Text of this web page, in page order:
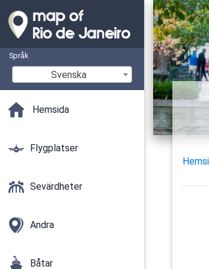
Språk
Svenska
Hemsida
Flygplatser
Sevärdheter
Andra
Båtar